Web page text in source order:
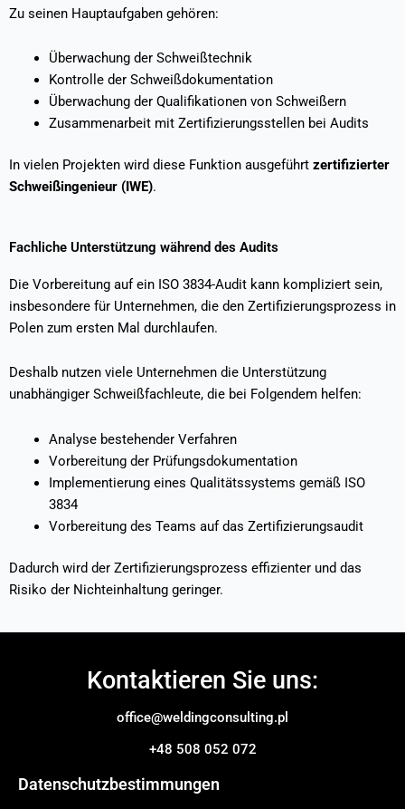
Zu seinen Hauptaufgaben gehören:
Überwachung der Schweißtechnik
Kontrolle der Schweißdokumentation
Überwachung der Qualifikationen von Schweißern
Zusammenarbeit mit Zertifizierungsstellen bei Audits
In vielen Projekten wird diese Funktion ausgeführt zertifizierter
Schweißingenieur (IWE).
Fachliche Unterstützung während des Audits
Die Vorbereitung auf ein ISO 3834-Audit kann kompliziert sein,
insbesondere für Unternehmen, die den Zertifizierungsprozess in
Polen zum ersten Mal durchlaufen.
Deshalb nutzen viele Unternehmen die Unterstützung
unabhängiger Schweißfachleute, die bei Folgendem helfen:
Analyse bestehender Verfahren
Vorbereitung der Prüfungsdokumentation
Implementierung eines Qualitätssystems gemäß ISO
3834
Vorbereitung des Teams auf das Zertifizierungsaudit
Dadurch wird der Zertifizierungsprozess effizienter und das
Risiko der Nichteinhaltung geringer.
Kontaktieren Sie uns:
office@weldingconsulting.pl
+48 508 052 072
Datenschutzbestimmungen